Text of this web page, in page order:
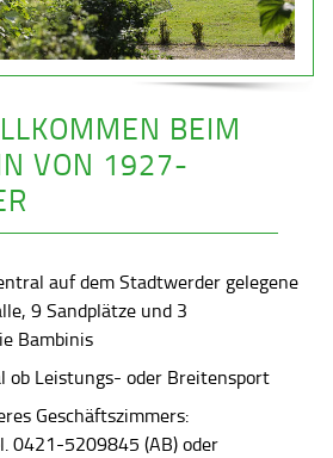
BEIM
VON 1927-
auf dem Stadtwerder gelegene
9 Sandplätze und 3
Bambinis
ob Leistungs- oder Breitensport
Geschäftszimmers:
0421-5209845 (AB) oder